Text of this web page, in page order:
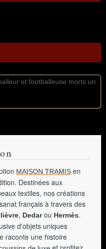
MAISON TRAMIS en
Destinées aux
textiles, nos créations
français à travers des
, Dedarou Hermès.
d'objets uniques
raconte une histoire